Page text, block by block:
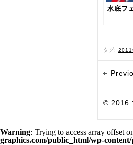
水底フ
タグ: 2011
© 2016
Warning: Trying to access array offset
graphics.com/public_html/wp-